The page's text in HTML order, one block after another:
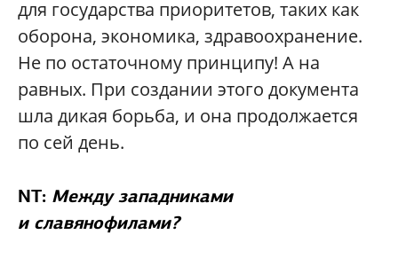
для государства приоритетов, таких как
оборона, экономика, здравоохранение.
Не по остаточному принципу! А на
равных. При создании этого документа
шла дикая борьба, и она продолжается
по сей день.
NT: Между западниками
и славянофилами?